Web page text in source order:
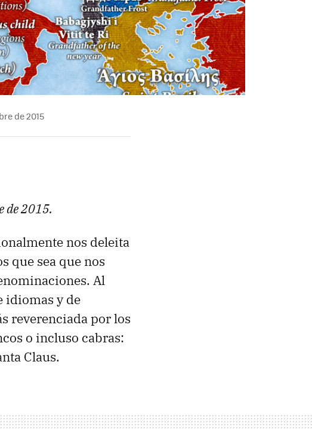
de 2015
de 2015.
nos deleita
que sea que nos
Al
idiomas y de
reverenciada por los
o incluso cabras:
Claus.